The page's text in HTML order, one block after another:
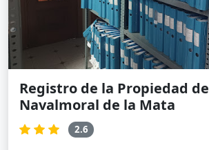
Registro de la Propiedad de
Navalmoral de la Mata
2.6